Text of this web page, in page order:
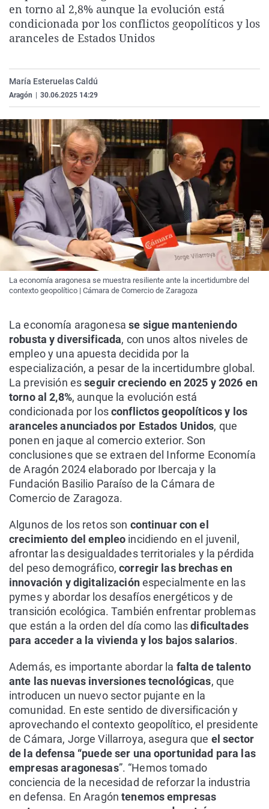
La rosa de los vientos
Gente viajera
Caso
Retornados
Operación Viuda
Extremadura
Galicia
Navarra
Virales
Televisión
en torno al 2,8% aunque la evolución está
condicionada por los conflictos geopolíticos y los
aranceles de Estados Unidos
María Esteruelas Caldú
Aragón 30.06.2025 14:29
La economía aragonesa se muestra resiliente ante la incertidumbre del
contexto geopolítico | Cámara de Comercio de Zaragoza
La economía aragonesa se sigue manteniendo
robusta y diversificada, con unos altos niveles de
empleo y una apuesta decidida por la
especialización, a pesar de la incertidumbre global.
La previsión esseguir creciendo en 2025 y 2026 en
torno al 2,8%, aunque la evolución está
condicionada por losconflictos geopolíticos y los
aranceles anunciados por Estados Unidos, que
ponen en jaque al comercio exterior. Son
conclusiones que se extraen del Informe Economía
de Aragón 2024 elaborado por Ibercaja y la
Fundación Basilio Paraíso de la Cámara de
Comercio de Zaragoza.
Algunos de los retos son continuar con el
crecimiento del empleo incidiendo en el juvenil,
afrontar las desigualdades territoriales y la pérdida
del peso demográfico,corregir las brechas en
innovación y digitalizaciónespecialmente en las
pymes y abordar los desafíos energéticos y de
transición ecológica. También enfrentar problemas
que están a la orden del día como lasdificultades
para acceder a la vivienda y los bajos salarios.
Además, es importante abordar la falta de talento
ante las nuevas inversiones tecnológicas, que
introducen un nuevo sector pujante en la
comunidad. En este sentido de diversificación y
aprovechando el contexto geopolítico, el presidente
de Cámara, Jorge Villarroya, asegura que el sector
de la defensa “puede ser una oportunidad para las
empresas aragonesas”. “Hemos tomado
conciencia de la necesidad de reforzar la industria
en defensa. En Aragón tenemos empresas